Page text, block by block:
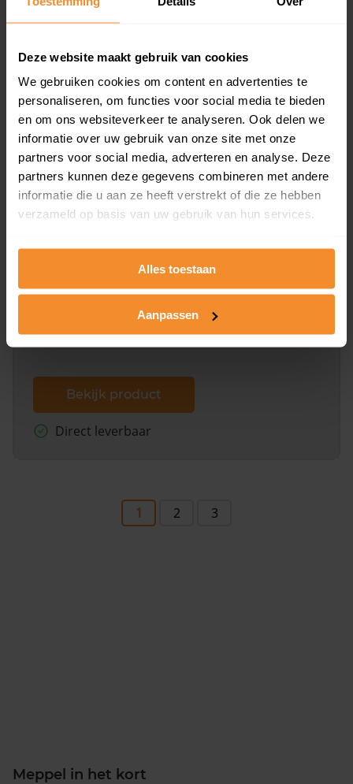
Deze website maakt gebruik van cookies
We gebruiken cookies om content en advertenties te
personaliseren, om functies voor social media te bieden
en om ons websiteverkeer te analyseren. Ook delen we
informatie over uw gebruik van onze site met onze
partners voor social media, adverteren en analyse. Deze
partners kunnen deze gegevens combineren met andere
informatie die u aan ze heeft verstrekt of die ze hebben
verzameld op basis van uw gebruik van hun services.
Alles toestaan
Aanpassen
Bekijk product
Direct leverbaar
Een uitgebreid overzicht van het perceel en
dit inclusief de luchtfoto!
Bekijk product
Direct leverbaar
1 2 3
Meppel in het kort